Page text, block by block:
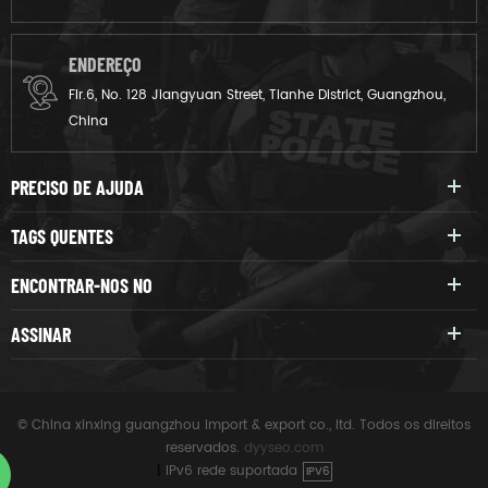
ENDEREÇO
Flr.6, No. 128 Jiangyuan Street, Tianhe District, Guangzhou,
China
PRECISO DE AJUDA
TAGS QUENTES
ENCONTRAR-NOS NO
ASSINAR
© China xinxing guangzhou import & export co., ltd. Todos os direitos
reservados. dyyseo.com
IPv6 rede suportada IPV6